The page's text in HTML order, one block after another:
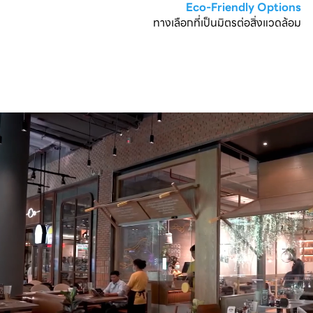
Eco-Friendly Options
ทางเลือกที่เป็นมิตรต่อสิ่งแวดล้อม